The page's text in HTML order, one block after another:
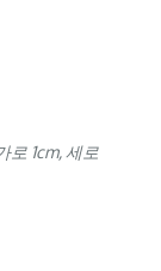
로 1cm, 세로